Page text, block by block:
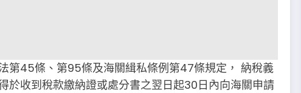
第45條、第95條及海關緝私條例第47條規定， 納稅義
於收到稅款繳納證或處分書之翌日起30日內向海關申請